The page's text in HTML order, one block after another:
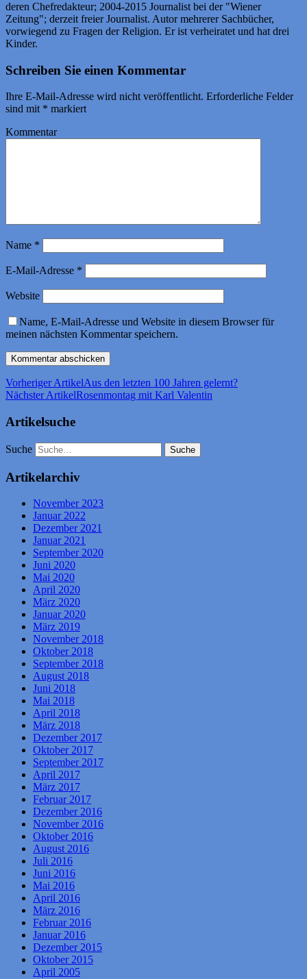
deren Chefredakteur; 2004-2015 Journalist bei der "Wiener
Zeitung"; derzeit freier Journalist. Autor mehrerer Sachbücher,
vorwiegend zu Fragen der Religion. Er ist verheiratet und hat drei
Kinder.
Schreiben Sie einen Kommentar
Ihre E-Mail-Adresse wird nicht veröffentlicht. Erforderliche Felder
sind mit * markiert
Kommentar
Name *
E-Mail-Adresse *
Website
Name, E-Mail-Adresse und Website in diesem Browser für
meinen nächsten Kommentar speichern.
Vorheriger ArtikelAus den letzten 100 Jahren gelernt?
Nächster ArtikelRosenmontag mit Karl Valentin
Artikelsuche
Suche
Artikelarchiv
November 2023
Januar 2022
Dezember 2021
Januar 2021
September 2020
Juni 2020
Mai 2020
April 2020
März 2020
Januar 2020
März 2019
November 2018
Oktober 2018
September 2018
August 2018
Juni 2018
Mai 2018
April 2018
März 2018
Dezember 2017
Oktober 2017
September 2017
April 2017
März 2017
Februar 2017
Dezember 2016
November 2016
Oktober 2016
August 2016
Juli 2016
Juni 2016
Mai 2016
April 2016
März 2016
Februar 2016
Januar 2016
Dezember 2015
Oktober 2015
April 2005